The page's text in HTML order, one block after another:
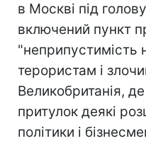
в Москві під
включений пункт
"неприпустимість
терористам і
Великобританія,
притулок деякі
політики і